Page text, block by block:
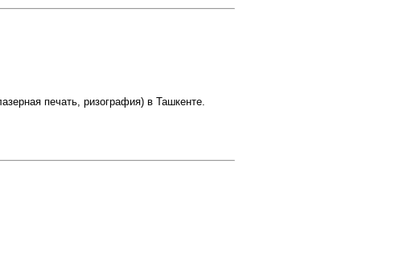
печать, ризография) в Ташкенте.